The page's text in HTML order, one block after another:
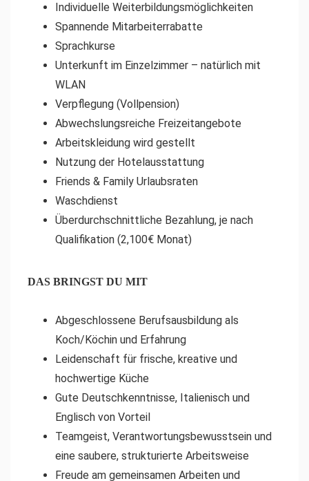
Individuelle Weiterbildungsmöglichkeiten
Spannende Mitarbeiterrabatte
Sprachkurse
Unterkunft im Einzelzimmer – natürlich mit
WLAN
Verpflegung (Vollpension)
Abwechslungsreiche Freizeitangebote
Arbeitskleidung wird gestellt
Nutzung der Hotelausstattung
Friends & Family Urlaubsraten
Waschdienst
Überdurchschnittliche Bezahlung, je nach
Qualifikation (2,100€ Monat)
DAS BRINGST DU MIT
Abgeschlossene Berufsausbildung als
Koch/Köchin und Erfahrung
Leidenschaft für frische, kreative und
hochwertige Küche
Gute Deutschkenntnisse, Italienisch und
Englisch von Vorteil
Teamgeist, Verantwortungsbewusstsein und
eine saubere, strukturierte Arbeitsweise
Freude am gemeinsamen Arbeiten und